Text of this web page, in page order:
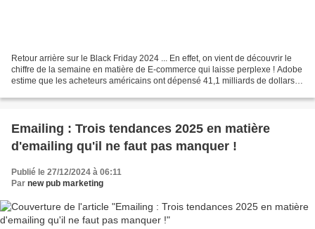
Retour arrière sur le Black Friday 2024 ... En effet, on vient de découvrir le
chiffre de la semaine en matière de E-commerce qui laisse perplexe ! Adobe
estime que les acheteurs américains ont dépensé 41,1 milliards de dollars
Emailing : Trois tendances 2025 en matière
d'emailing qu'il ne faut pas manquer !
Publié le 27/12/2024 à 06:11
Par new pub marketing